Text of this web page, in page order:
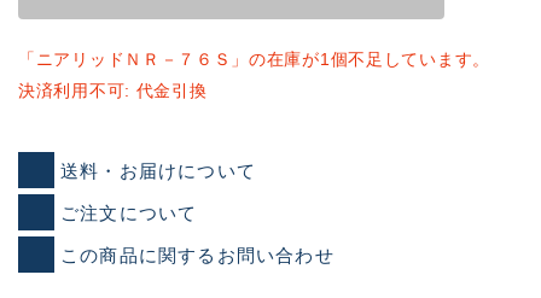
「ニアリッドＮＲ－７６Ｓ」の在庫が1個不足しています。
決済利用不可: 代金引換
送料・お届けについて
ご注文について
この商品に関するお問い合わせ